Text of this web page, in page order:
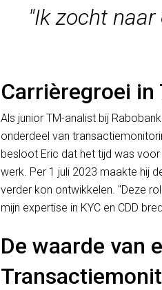
"Ik zocht
Carrièregroei in
Als junior TM-analist bij
onderdeel van
besloot Eric dat het tijd was voor
werk. Per 1 juli 2023 maakte hij
verder kon ontwikkelen. "Deze
mijn expertise in KYC en CDD
De waarde van